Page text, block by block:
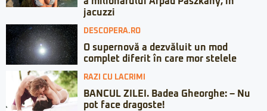
jacuzzi
DESCOPERA.RO
O supernovă a dezvăluit un mod
complet diferit în care mor stelele
RAZI CU LACRIMI
BANCUL ZILEI. Badea Gheorghe: – Nu
pot face dragoste!